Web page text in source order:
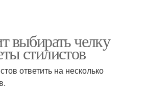
выбирать челку
стилистов
ответить на несколько